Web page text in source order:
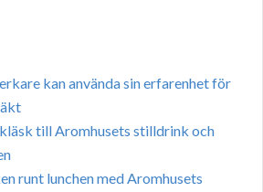
kan använda sin erfarenhet för
till Aromhusets stilldrink och
runt lunchen med Aromhusets